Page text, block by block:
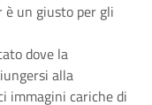
è un giusto per gli
dove la
alla
immagini cariche di